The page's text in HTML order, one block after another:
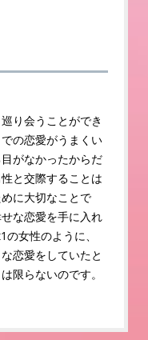
り会うことができ
の恋愛がうまくい
がなかったからだ
と交際することは
に大切なことで
な恋愛を手に入れ
女性のように、
恋愛をしていたと
限らないのです。